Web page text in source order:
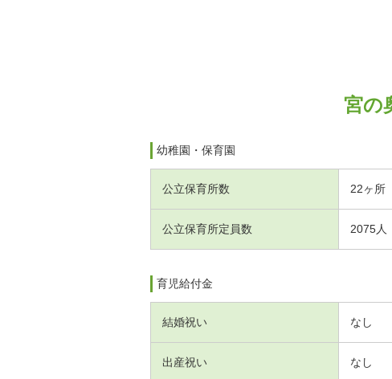
宮の
幼稚園・保育園
公立保育所数 22ヶ所
公立保育所定員数 2075人
育児給付金
結婚祝い なし
出産祝い なし